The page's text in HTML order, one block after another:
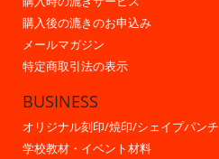
購入後の漉きのお申込み
メールマガジン
特定商取引法の表示
BUSINESS
オリジナル刻印/焼印/シェイプパンチ
学校教材・イベント材料